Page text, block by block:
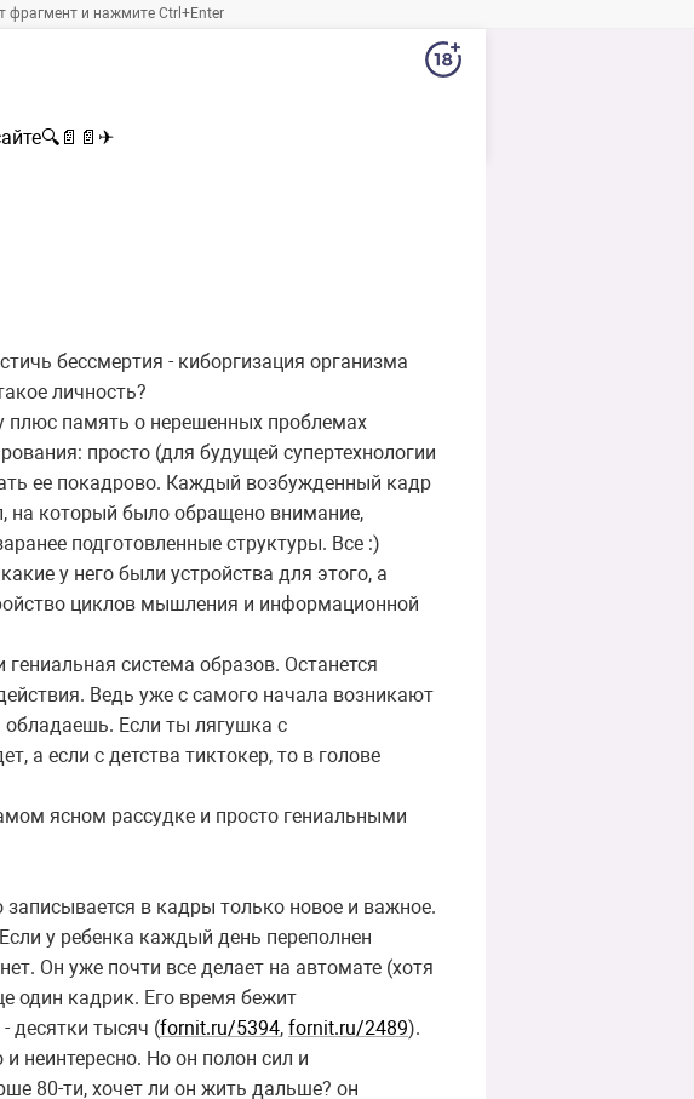
фрагмент и нажмите Ctrl+Enter
🔍 📄 📄 ✈
бессмертия - киборгизация организма
личность?
плюс память о нерешенных проблемах
просто (для будущей супертехнологии
ее покадрово. Каждый возбужденный кадр
на который было обращено внимание,
подготовленные структуры. Все :)
у него были устройства для этого, а
циклов мышления и информационной
система образов. Останется
Ведь уже с самого начала возникают
Если ты лягушка с
а если с детства тиктокер, то в голове
ясном рассудке и просто гениальными
в кадры только новое и важное.
у ребенка каждый день переполнен
Он уже почти все делает на автомате (хотя
один кадрик. Его время бежит
десятки тысяч (fornit.ru/5394, fornit.ru/2489).
неинтересно. Но он полон сил и
80-ти, хочет ли он жить дальше? он